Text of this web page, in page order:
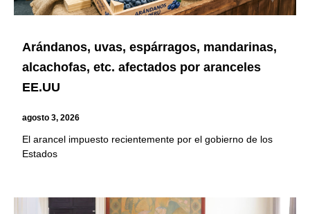
Arándanos, uvas, espárragos, mandarinas,
alcachofas, etc. afectados por aranceles
EE.UU
agosto 3, 2026
El arancel impuesto recientemente por el gobierno de los
Estados